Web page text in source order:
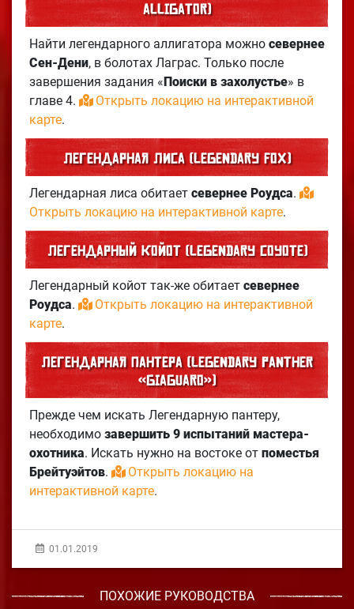
Alligator)
Найти легендарного аллигатора можно севернее
Сен-Дени, в болотах Лаграс. Только после
завершения задания «Поиски в захолустье» в
главе 4.
Открыть локацию на интерактивной
карте.
Легендарная лиса (Legendary Fox)
Легендарная лиса обитает севернее Роудса.
Открыть локацию на интерактивной карте.
Легендарный койот (Legendary Coyote)
Легендарный койот так-же обитает севернее
Роудса.
Открыть локацию на интерактивной
карте.
Легендарная пантера (Legendary Panther
«Giaguaro»)
Прежде чем искать Легендарную пантеру,
необходимо завершить 9 испытаний мастера-
охотника. Искать нужно на востоке от поместья
Брейтуэйтов.
Открыть локацию на
интерактивной карте.
01.01.2019
ПОХОЖИЕ РУКОВОДСТВА